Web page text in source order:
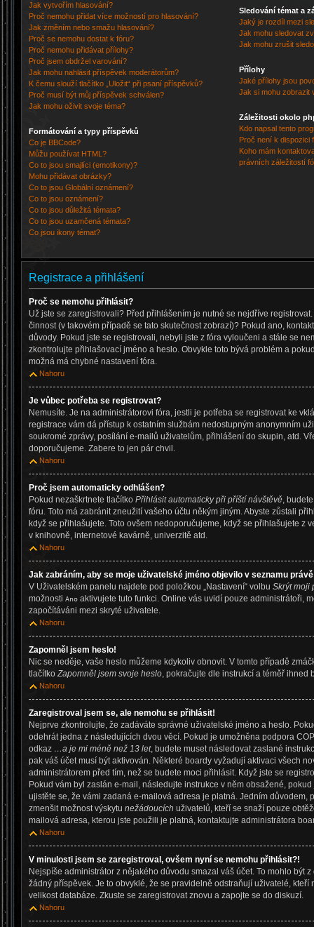
Jak vytvořím hlasování?
Proč nemohu přidat více možností pro hlasování?
Jak změním nebo smažu hlasování?
Proč se nemohu dostat k fóru?
Proč nemohu přidávat přílohy?
Proč jsem obdržel varování?
Jak mohu nahlásit příspěvek moderátorům?
K čemu slouží tlačítko „Uložit“ při psaní příspěvků?
Proč musí být můj příspěvek schválen?
Jak mohu oživit svoje téma?
Formátování a typy příspěvků
Co je BBCode?
Můžu používat HTML?
Co to jsou smajlíci (emotikony)?
Mohu přidávat obrázky?
Co to jsou Globální oznámení?
Co to jsou oznámení?
Co to jsou důležitá témata?
Co to jsou uzamčená témata?
Co jsou ikony témat?
Sledování témat a
Jaký je rozdíl mezi
Jak mohu sledovat
Jak mohu zrušit
Přílohy
Jaké přílohy jsou
Jak si mohu zobrazit
Záležitosti okolo
Kdo napsal tento
Proč není k dispozici
Koho mám
právních záležitostí
Registrace a přihlášení
Proč se nemohu přihlásit?
Už jste se zaregistrovali? Před přihlášením je nutné se nejdříve
činnost (v takovém případě se tato skutečnost zobrazí)? Pokud ano,
důvody. Pokud jste se registrovali, nebyli jste z fóra vyloučeni a stále se
zkontrolujte přihlašovací jméno a heslo. Obvykle toto bývá problém a
možná má chybné nastavení fóra.
Nahoru
Je vůbec potřeba se registrovat?
Nemusíte. Je na administrátorovi fóra, jestli je potřeba se registrovat ke
registrace vám dá přístup k ostatním službám nedostupným anonymním
soukromé zprávy, posílání e-mailů uživatelům, přihlášení do skupin, atd.
doporučujeme. Zabere to jen pár chvil.
Nahoru
Proč jsem automaticky odhlášen?
Pokud nezaškrtnete tlačítko Přihlásit automaticky při příští návštěvě,
fóru. Toto má zabránit zneužití vašeho účtu někým jiným. Abyste zůstali
když se přihlašujete. Toto ovšem nedoporučujeme, když se přihlašujete z
v knihovně, internetové kavárně, univerzitě atd.
Nahoru
Jak zabráním, aby se moje uživatelské jméno objevilo v seznamu
V Uživatelském panelu najdete pod položkou „Nastavení“ volbu Skrýt moji
možnosti Ano aktivujete tuto funkci. Online vás uvidí pouze administrátoři,
započítáváni mezi skryté uživatele.
Nahoru
Zapomněl jsem heslo!
Nic se neděje, vaše heslo můžeme kdykoliv obnovit. V tomto případě
tlačítkoZapomněl jsem svoje heslo, pokračujte dle instrukcí a téměř ihned
Nahoru
Zaregistroval jsem se, ale nemohu se přihlásit!
Nejprve zkontrolujte, že zadáváte správné uživatelské jméno a heslo.
odehrát jedna z následujících dvou věcí. Pokud je umožněna podpora
odkaz …a je mi méně než 13 let, budete muset následovat zaslané
pak váš účet musí být aktivován. Některé boardy vyžadují aktivaci všech
administrátorem před tím, než se budete moci přihlásit. Když jste se
Pokud vám byl zaslán e-mail, následujte instrukce v něm obsažené,
ujistěte se, že vámi zadaná e-mailová adresa je platná. Jedním důvodem,
zmenšit možnost výskytu nežádoucích uživatelů, kteří se snaží pouze
mailová adresa, kterou jste použili je platná, kontaktujte administrátora
Nahoru
V minulosti jsem se zaregistroval, ovšem nyní se nemohu přihlásit?!
Nejspíše administrátor z nějakého důvodu smazal váš účet. To mohlo být
žádný příspěvek. Je to obvyklé, že se pravidelně odstraňují uživatelé,
velikost databáze. Zkuste se zaregistrovat znovu a zapojte se do diskuzí.
Nahoru